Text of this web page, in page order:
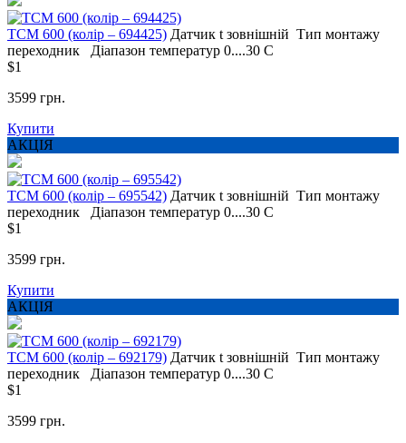
ТСМ 600 (колір – 694425) Датчик t зовнішній Тип монтажу
переходник
Діапазон температур 0....30 С
$1
3599 грн.
Купити
АКЦІЯ
ТСМ 600 (колір – 695542) Датчик t зовнішній Тип монтажу
переходник
Діапазон температур 0....30 С
$1
3599 грн.
Купити
АКЦІЯ
ТСМ 600 (колір – 692179) Датчик t зовнішній Тип монтажу
переходник
Діапазон температур 0....30 С
$1
3599 грн.